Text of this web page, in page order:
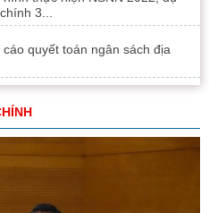
3...
quyết toán ngân sách địa